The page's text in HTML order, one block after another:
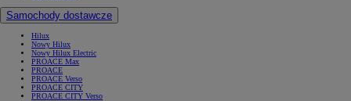
Samochody dostawcze
Hilux
Nowy Hilux
Nowy Hilux Electric
PROACE Max
PROACE
PROACE Verso
PROACE CITY
PROACE CITY Verso